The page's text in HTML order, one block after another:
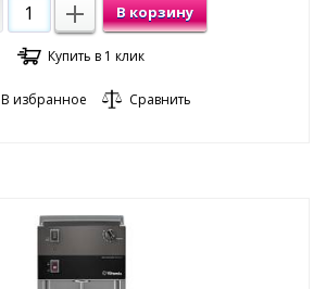
В корзину
Купить в 1 клик
В избранное Сравнить